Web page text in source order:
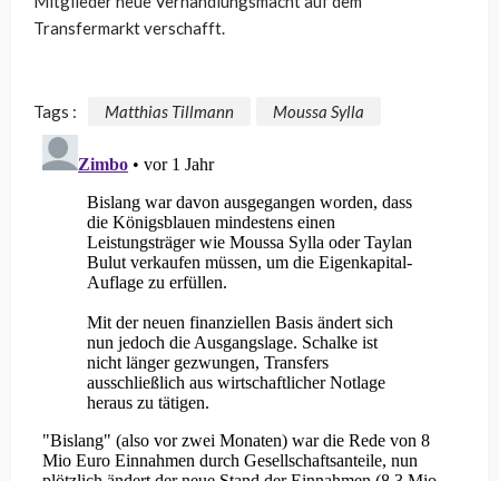
Transfermarkt verschafft.
Tags : Matthias Tillmann Moussa Sylla